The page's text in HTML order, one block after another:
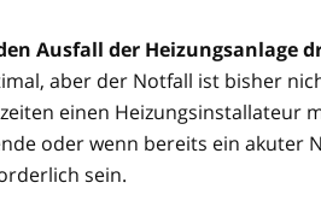
Ausfall der Heizungsanlage
aber der Notfall ist bisher
einen Heizungsinstallateur
oder wenn bereits ein akuter
sein.